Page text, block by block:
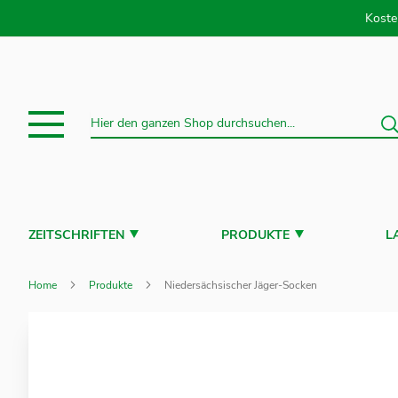
Suche
ZEITSCHRIFTEN PRODUKTE
Home Produkte Niedersächsischer Jäger-Socken